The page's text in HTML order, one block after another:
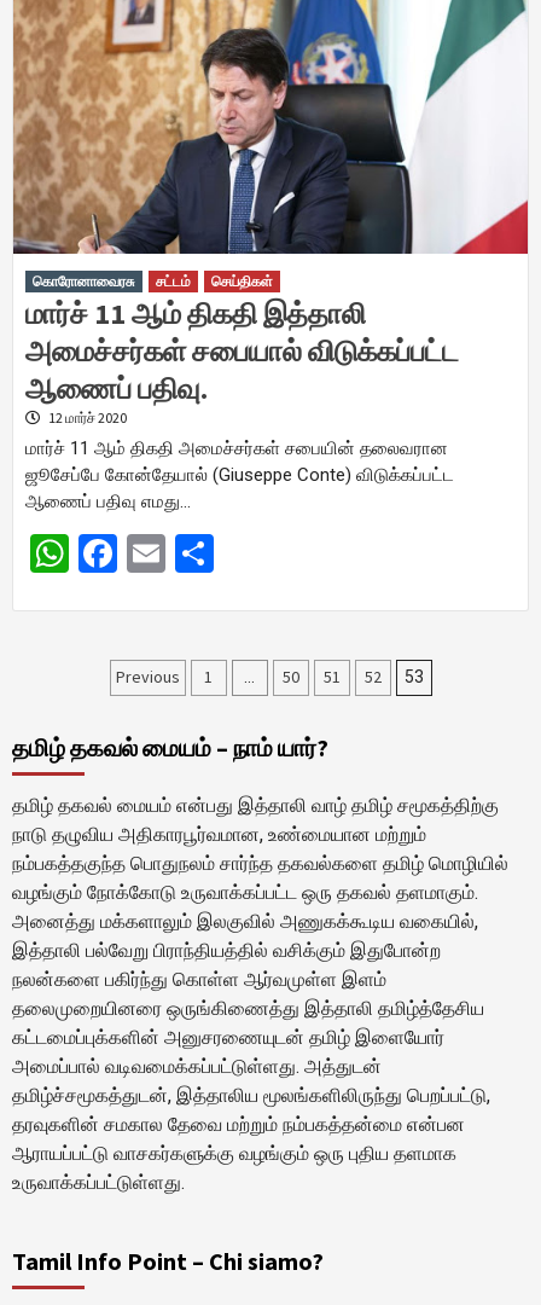
கொரோனாவைரசு சட்டம் செய்திகள்
மார்ச் 11 ஆம் திகதி இத்தாலி
அமைச்சர்கள் சபையால் விடுக்கப்பட்ட
ஆணைப் பதிவு.
12 மார்ச் 2020
மார்ச் 11 ஆம் திகதி அமைச்சர்கள் சபையின் தலைவரான
ஜூசேப்பே கோன்தேயால் (Giuseppe Conte) விடுக்கப்பட்ட
ஆணைப் பதிவு எமது…
WhatsApp
Facebook
Email
Posts
pagination
Previous 1 50 51 52 53
தமிழ் தகவல் மையம் – நாம் யார்?
தமிழ் தகவல் மையம் என்பது இத்தாலி வாழ் தமிழ் சமூகத்திற்கு
நாடு தழுவிய அதிகாரபூர்வமான, உண்மையான மற்றும்
நம்பகத்தகுந்த பொதுநலம் சார்ந்த தகவல்களை தமிழ் மொழியில்
வழங்கும் நோக்கோடு உருவாக்கப்பட்ட ஒரு தகவல் தளமாகும்.
அனைத்து மக்களாலும் இலகுவில் அணுகக்கூடிய வகையில்,
இத்தாலி பல்வேறு பிராந்தியத்தில் வசிக்கும் இதுபோன்ற
நலன்களை பகிர்ந்து கொள்ள ஆர்வமுள்ள இளம்
தலைமுறையினரை ஒருங்கிணைத்து இத்தாலி தமிழ்த்தேசிய
கட்டமைப்புக்களின் அனுசரணையுடன் தமிழ் இளையோர்
அமைப்பால் வடிவமைக்கப்பட்டுள்ளது. அத்துடன்
தமிழ்ச்சமூகத்துடன், இத்தாலிய மூலங்களிலிருந்து பெறப்பட்டு,
தரவுகளின் சமகால தேவை மற்றும் நம்பகத்தன்மை என்பன
ஆராயப்பட்டு வாசகர்களுக்கு வழங்கும் ஒரு புதிய தளமாக
உருவாக்கப்பட்டுள்ளது.
Tamil Info Point – Chi siamo?